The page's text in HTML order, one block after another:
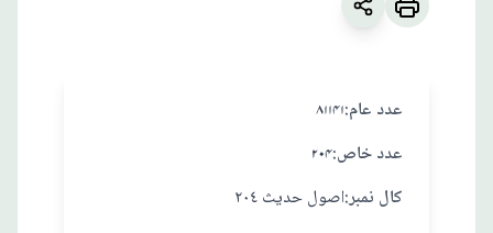
۸۱۱۴۱ :عدد عام
۲۰۴ :عدد خاص
اصول حديث ٢٠٤:کال نمبر